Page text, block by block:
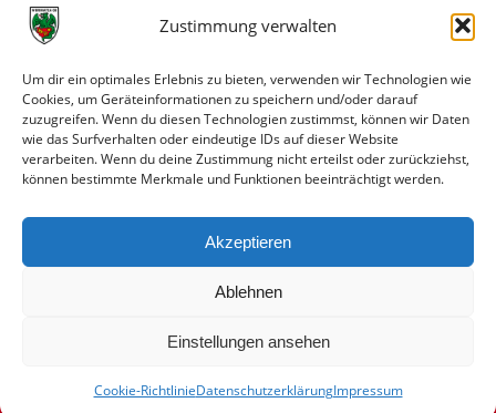
Zustimmung verwalten
Um dir ein optimales Erlebnis zu bieten, verwenden wir Technologien wie
Cookies, um Geräteinformationen zu speichern und/oder darauf
zuzugreifen. Wenn du diesen Technologien zustimmst, können wir Daten
wie das Surfverhalten oder eindeutige IDs auf dieser Website
verarbeiten. Wenn du deine Zustimmung nicht erteilst oder zurückziehst,
können bestimmte Merkmale und Funktionen beeinträchtigt werden.
Akzeptieren
Ablehnen
Einstellungen ansehen
Cookie-RichtlinieDatenschutzerklärungImpressum
31. Juli 2026
30. Juli 2026
Deine Spielminute: 89+1
28. Juli 2026
Neuer Rückensponsor
Neue Podcast-Folge: So tickt Björn!
27. Juli 2026
© VfR Wormatia Worms